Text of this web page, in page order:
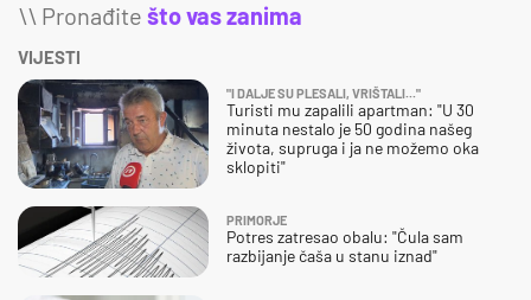
\\ Pronađite što vas zanima
VIJESTI
"I DALJE SU PLESALI, VRIŠTALI..."
Turisti mu zapalili apartman: "U 30
minuta nestalo je 50 godina našeg
života, supruga i ja ne možemo oka
sklopiti"
PRIMORJE
Potres zatresao obalu: "Čula sam
razbijanje čaša u stanu iznad"